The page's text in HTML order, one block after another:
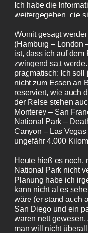
Ich habe die
weitergegeben, die
Womit gesagt
(Hamburg – London
ist, dass ich auf dem
zwingend satt
pragmatisch: Ich soll
nicht zum Essen an
reserviert, wie auch
der Reise stehen
Monterey – San
National Park –
Canyon – Las
ungefähr 4.000
Heute hieß es noch,
National Park nicht
Planung habe ich
kann nicht alles
wäre (er stand auch
San Diego und ein
wären nett gewesen.
man will nicht